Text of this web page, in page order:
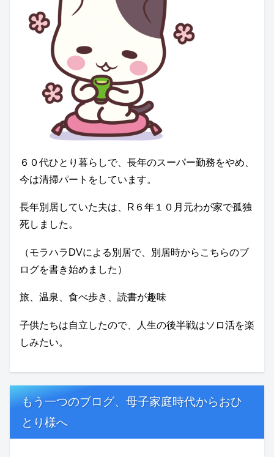
６０代ひとり暮らしで、長年のスーパー勤務をやめ、
今は清掃パートをしています。
長年別居していた夫は、R６年１０月元わが家で孤独
死しました。
（モラハラDVによる別居で、別居時からこちらのブ
ログを書き始めました）
旅、温泉、食べ歩き、読書が趣味
子供たちは自立したので、人生の後半戦はソロ活を楽
しみたい。
もう一つのブログ、母子家庭時代からおひ
とり様へ